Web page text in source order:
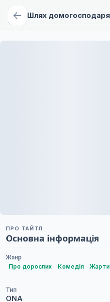
ПРО ТАЙТЛ
Основна інформація
Жанр
Про дорослих
Комедія Жарти
Тип
ONA